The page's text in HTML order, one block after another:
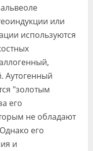
или
используются
Аутогенный
"золотым
его
не обладают
его
и